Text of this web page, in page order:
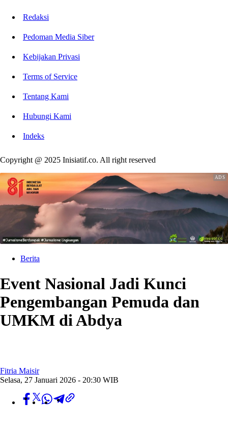
Redaksi
Pedoman Media Siber
Kebijakan Privasi
Terms of Service
Tentang Kami
Hubungi Kami
Indeks
Copyright @ 2025 Inisiatif.co. All right reserved
Berita
Event Nasional Jadi Kunci
Pengembangan Pemuda dan
UMKM di Abdya
Fitria Maisir
Selasa, 27 Januari 2026 - 20:30 WIB